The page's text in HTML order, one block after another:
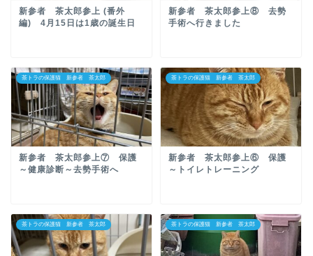
新参者 茶太郎参上 (番外
編) 4月15日は1歳の誕生日
新参者 茶太郎参上⑧ 去勢
手術へ行きました
茶トラの保護猫 新参者 茶太郎
新参者 茶太郎参上⑦ 保護
～健康診断～去勢手術へ
茶トラの保護猫 新参者 茶太郎
新参者 茶太郎参上⑥ 保護
～トイレトレーニング
茶トラの保護猫 新参者 茶太郎 茶トラの保護猫 新参者 茶太郎